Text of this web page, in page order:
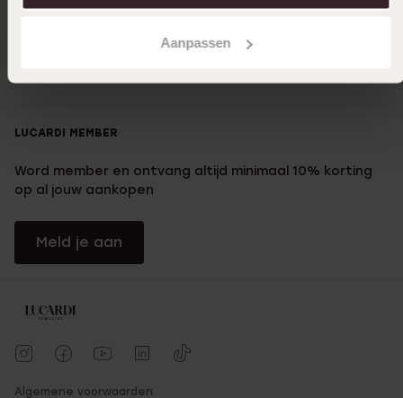
Aanpassen
Over Lucardi
LUCARDI MEMBER
Word member en ontvang altijd minimaal 10% korting
op al jouw aankopen
Meld je aan
Algemene voorwaarden